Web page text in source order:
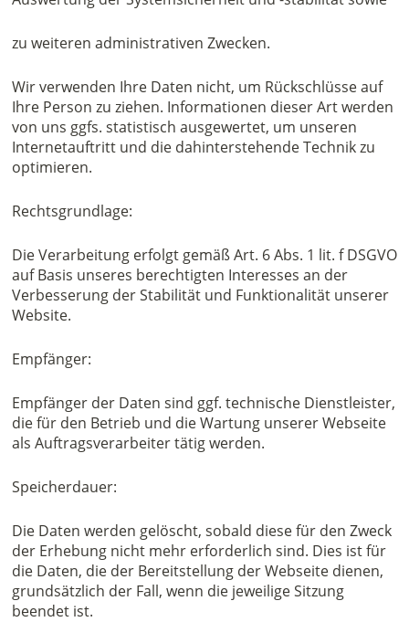
zu weiteren administrativen Zwecken.
Wir verwenden Ihre Daten nicht, um Rückschlüsse auf
Ihre Person zu ziehen. Informationen dieser Art werden
von uns ggfs. statistisch ausgewertet, um unseren
Internetauftritt und die dahinterstehende Technik zu
optimieren.
Rechtsgrundlage:
Die Verarbeitung erfolgt gemäß Art. 6 Abs. 1 lit. f DSGVO
auf Basis unseres berechtigten Interesses an der
Verbesserung der Stabilität und Funktionalität unserer
Website.
Empfänger:
Empfänger der Daten sind ggf. technische Dienstleister,
die für den Betrieb und die Wartung unserer Webseite
als Auftragsverarbeiter tätig werden.
Speicherdauer:
Die Daten werden gelöscht, sobald diese für den Zweck
der Erhebung nicht mehr erforderlich sind. Dies ist für
die Daten, die der Bereitstellung der Webseite dienen,
grundsätzlich der Fall, wenn die jeweilige Sitzung
beendet ist.